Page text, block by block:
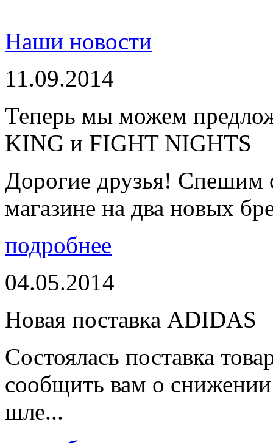
Наши новости
11.09.2014
Теперь мы можем
KING и FIGHT NIGHTS
Дорогие друзья! Спешим
магазине на два новых
подробнее
04.05.2014
Новая поставка ADIDAS
Состоялась поставка
сообщить вам о
шле...